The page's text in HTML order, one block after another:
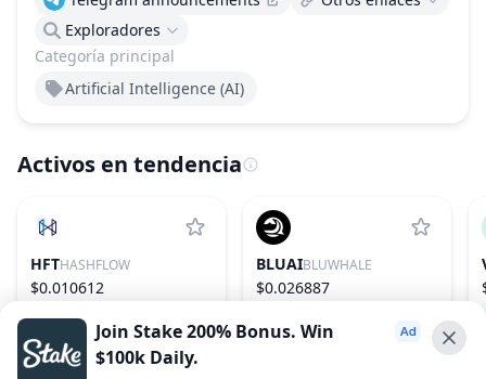
Categoría principal
Artificial Intelligence (AI)
Exploradores
Activos en tendencia
HFTHASHFLOW
$0.010612
BLUAIBLUWHALE
$0.026887
Join Stake 200% Bonus. Win
$100k Daily.